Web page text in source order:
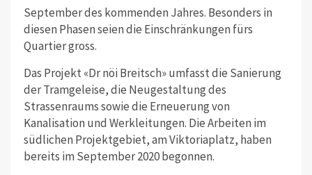
September des kommenden Jahres. Besonders in
diesen Phasen seien die Einschränkungen fürs
Quartier gross.
Das Projekt «Dr nöi Breitsch» umfasst die Sanierung
der Tramgeleise, die Neugestaltung des
Strassenraums sowie die Erneuerung von
Kanalisation und Werkleitungen. Die Arbeiten im
südlichen Projektgebiet, am Viktoriaplatz, haben
bereits im September 2020 begonnen.